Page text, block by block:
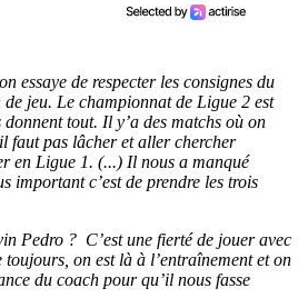
essaye de respecter les consignes du
jeu. Le championnat de Ligue 2 est
tout. Il y’a des matchs où on
faut pas lâcher et aller chercher
en Ligue 1. (...) Il nous a manqué
important c’est de prendre les trois
Pedro ? C’est une fierté de jouer avec
on est là à l’entraînement et on
du coach pour qu’il nous fasse